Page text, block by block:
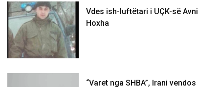
Vdes ish-luftëtari i UÇK-së Avni
Hoxha
“Varet nga SHBA”, Irani vendos